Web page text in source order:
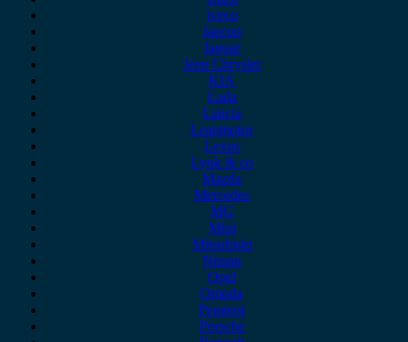
iveco
Jaecoo
Jaguar
Jeep Chrysler
KIA
Lada
Lancia
Leapmotor
Lexus
Lynk & co
Mazda
Mercedes
MG
Mini
Mitsubishi
Nissan
Opel
Omoda
Peugeot
Porsche